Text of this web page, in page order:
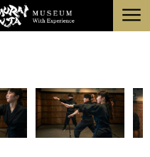
के बारे में
रद्द करना
menu